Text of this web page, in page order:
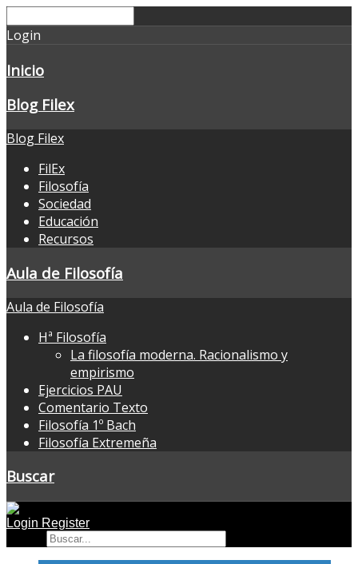
Login
Inicio
Blog Filex
Blog Filex
FilEx
Filosofía
Sociedad
Educación
Recursos
Aula de Filosofía
Aula de Filosofía
Hª Filosofía
La filosofía moderna. Racionalismo y
empirismo
Ejercicios PAU
Comentario Texto
Filosofía 1º Bach
Filosofía Extremeña
Buscar
Login Register